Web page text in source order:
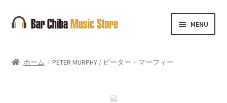
ナ
ビ
ー
コ
ン
ン
MENU
ホーム PETER MURPHY / ピーター・マーフィー